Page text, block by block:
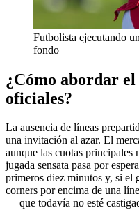
Futbolista ejecutando
fondo
¿Cómo abordar
oficiales?
La ausencia de líneas
una invitación al azar. El
aunque las cuotas principales
jugada sensata pasa por
primeros diez minutos y, si el
corners por encima de una
— que todavía no esté